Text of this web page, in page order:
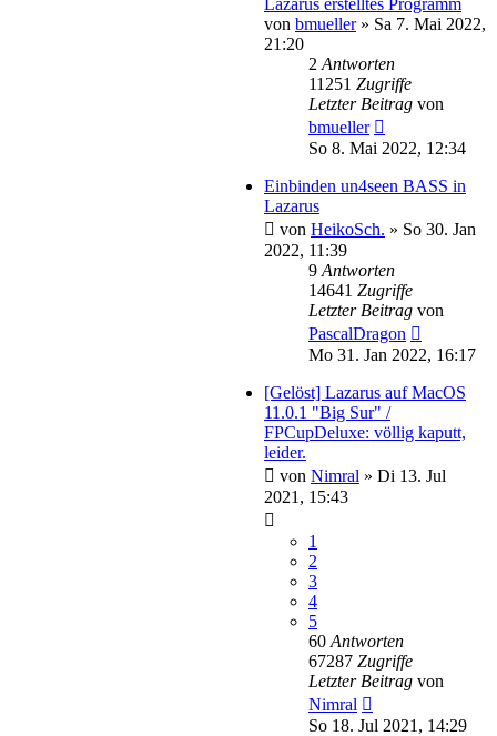
von bmueller» Sa 7. Mai 2022,
21:20
2 Antworten
11251 Zugriffe
Letzter Beitrag von
bmueller
So 8. Mai 2022, 12:34
Einbinden un4seen BASS in
Lazarus
von HeikoSch. » So 30. Jan
2022, 11:39
9 Antworten
14641 Zugriffe
Letzter Beitrag von
PascalDragon
Mo 31. Jan 2022, 16:17
[Gelöst] Lazarus auf MacOS
11.0.1 "Big Sur" /
FPCupDeluxe: völlig kaputt,
leider.
von Nimral » Di 13. Jul
2021, 15:43
1
2
3
4
5
60 Antworten
67287 Zugriffe
Letzter Beitrag von
Nimral
So 18. Jul 2021, 14:29